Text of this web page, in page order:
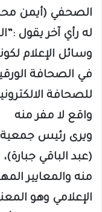
الصحفي (أيمن
له رأي آخر يقول
وسائل الإعلام
في الصحافة
للصحافة
واقع لا مفر منه
ويرى رئيس جمعية
(عبد الباقي
منه والمعايير
الإعلامي وهو